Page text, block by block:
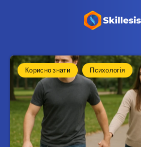
Корисно знати Психологія